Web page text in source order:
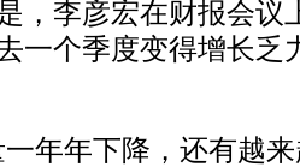
李彦宏在财报会议
一个季度变得增长乏
年下降，还有越来